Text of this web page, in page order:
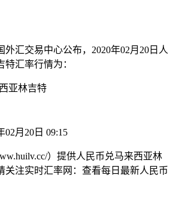
汇交易中心公布，2020年02月20日人
特汇率行情为：
亚林吉特
02月20日 09:15
）提供人民币兑马来西亚林
关注实时汇率网：查看每日最新人民币